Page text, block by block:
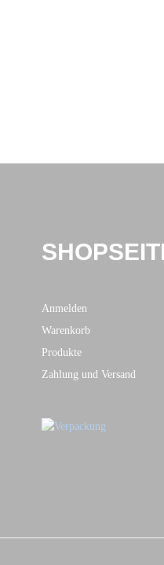
Anmelden
Warenkorb
Produkte
Zahlung und Versand